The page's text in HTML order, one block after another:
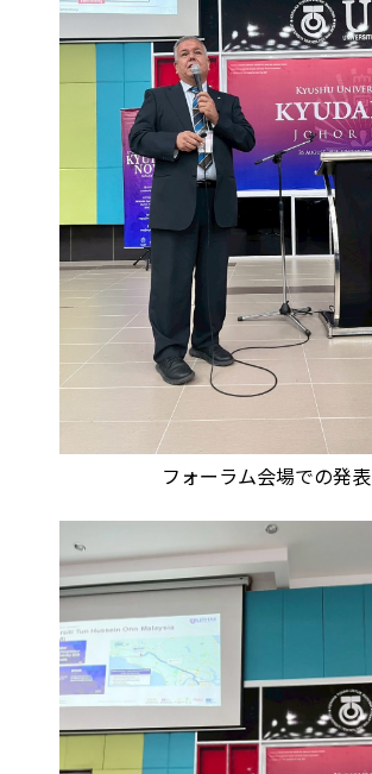
フォーラム会場での発表